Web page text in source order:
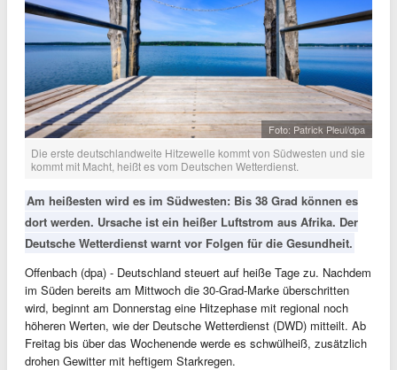
Foto: Patrick Pleul/dpa
Die erste deutschlandweite Hitzewelle kommt von Südwesten und sie
kommt mit Macht, heißt es vom Deutschen Wetterdienst.
Am heißesten wird es im Südwesten: Bis 38 Grad können es
dort werden. Ursache ist ein heißer Luftstrom aus Afrika. Der
Deutsche Wetterdienst warnt vor Folgen für die Gesundheit.
Offenbach (dpa) - Deutschland steuert auf heiße Tage zu. Nachdem
im Süden bereits am Mittwoch die 30-Grad-Marke überschritten
wird, beginnt am Donnerstag eine Hitzephase mit regional noch
höheren Werten, wie der Deutsche Wetterdienst (DWD) mitteilt. Ab
Freitag bis über das Wochenende werde es schwülheiß, zusätzlich
drohen Gewitter mit heftigem Starkregen.